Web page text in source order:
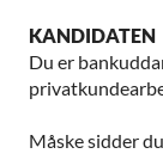
KANDIDATEN
Du er
Måske sidder